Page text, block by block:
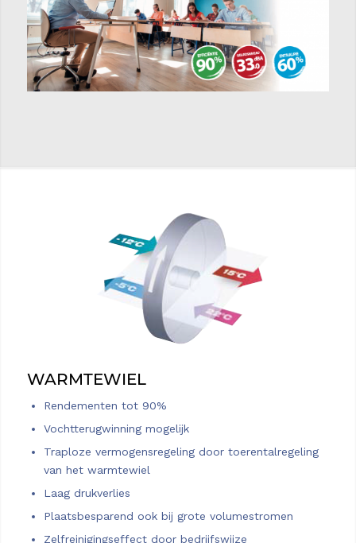
WARMTEWIEL
Rendementen tot 90%
Vochtterugwinning mogelijk
Traploze vermogensregeling door toerentalregeling
van het warmtewiel
Laag drukverlies
Plaatsbesparend ook bij grote volumestromen
Zelfreinigingseffect door bedrijfswijze